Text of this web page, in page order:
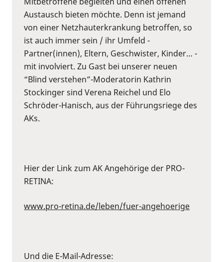
Austausch bieten möchte. Denn ist jemand
von einer Netzhauterkrankung betroffen, so
ist auch immer sein / ihr Umfeld -
Partner(innen), Eltern, Geschwister, Kinder… -
mit involviert. Zu Gast bei unserer neuen
“Blind verstehen”-Moderatorin Kathrin
Stockinger sind Verena Reichel und Elo
Schröder-Hanisch, aus der Führungsriege des
AKs.
Hier der Link zum AK Angehörige der PRO-
RETINA:
www.pro-retina.de/leben/fuer-angehoerige
Und die E-Mail-Adresse: